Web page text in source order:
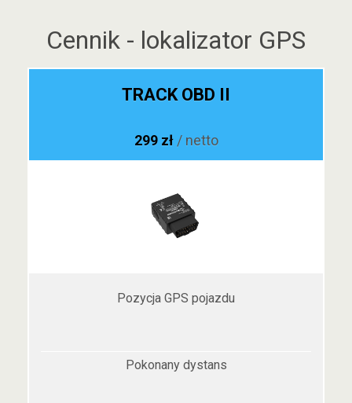
Cennik - lokalizator GPS
TRACK OBD II
299 zł / netto
Pozycja GPS pojazdu
Pokonany dystans